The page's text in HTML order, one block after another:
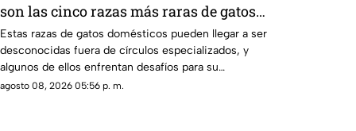
son las cinco razas más raras de gatos
domésticos en todo el mundo
Estas razas de gatos domésticos pueden llegar a ser
desconocidas fuera de círculos especializados, y
algunos de ellos enfrentan desafíos para su
preservación.
agosto 08, 2026 05:56 p. m.